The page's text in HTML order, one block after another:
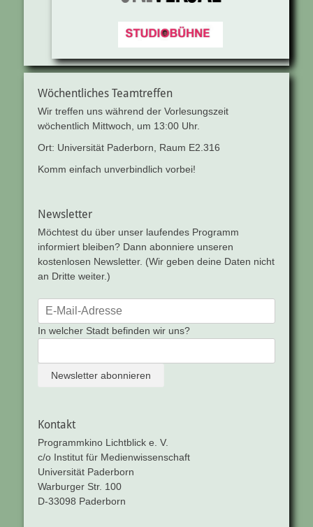
Wöchentliches Teamtreffen
Wir treffen uns während der Vorlesungszeit
wöchentlich Mittwoch, um 13:00 Uhr.
Ort: Universität Paderborn, Raum E2.316
Komm einfach unverbindlich vorbei!
Newsletter
Möchtest du über unser laufendes Programm
informiert bleiben? Dann abonniere unseren
kostenlosen Newsletter. (Wir geben deine Daten nicht
an Dritte weiter.)
In welcher Stadt befinden wir uns?
Kontakt
Programmkino Lichtblick e. V.
c/o Institut für Medienwissenschaft
Universität Paderborn
Warburger Str. 100
D-33098 Paderborn